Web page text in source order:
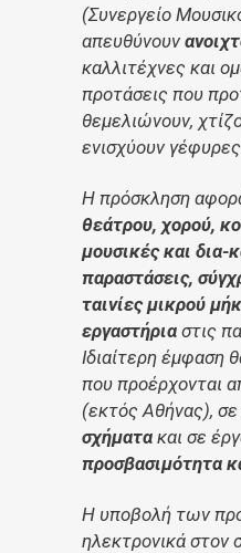
(Συνεργείο
απευθύνουν
καλλιτέχνες και
προτάσεις που
θεμελιώνουν,
ενισχύουν
Η πρόσκληση
θεάτρου, χορού,
μουσικές και δια-
παραστάσεις,
ταινίες μικρού
εργαστήρια στις
Ιδιαίτερη έμφαση
που προέρχονται
(εκτός Αθήνας), σε
σχήματα και σε
προσβασιμότητα
Η υποβολή των
ηλεκτρονικά στον